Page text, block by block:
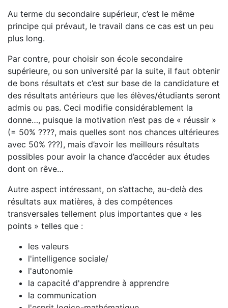
Au terme du secondaire supérieur, c’est le même
principe qui prévaut, le travail dans ce cas est un peu
plus long.
Par contre, pour choisir son école secondaire
supérieure, ou son université par la suite, il faut obtenir
de bons résultats et c’est sur base de la candidature et
des résultats antérieurs que les élèves/étudiants seront
admis ou pas. Ceci modifie considérablement la
donne…, puisque la motivation n’est pas de « réussir »
(= 50% ????, mais quelles sont nos chances ultérieures
avec 50% ???), mais d’avoir les meilleurs résultats
possibles pour avoir la chance d’accéder aux études
dont on rêve…
Autre aspect intéressant, on s’attache, au-delà des
résultats aux matières, à des compétences
transversales tellement plus importantes que « les
points » telles que :
les valeurs
l'intelligence sociale/
l'autonomie
la capacité d'apprendre à apprendre
la communication